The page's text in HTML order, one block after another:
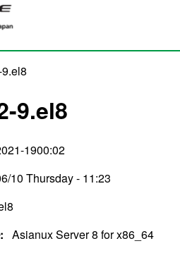
9.el8
1900:02
10 Thursday - 11:23
Asianux Server 8 for x86_64